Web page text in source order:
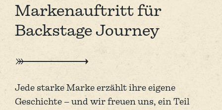
Markenauftritt für
Backstage Journey
Jede starke Marke erzählt ihre eigene
Geschichte – und wir freuen uns, ein Teil